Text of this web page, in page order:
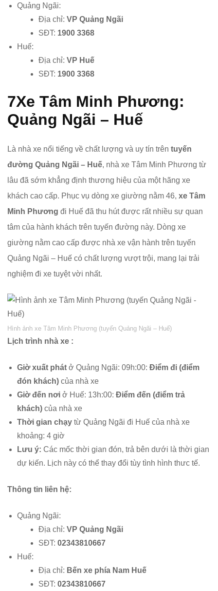
Quảng Ngãi:
Địa chỉ: VP Quảng Ngãi
SĐT: 1900 3368
Huế:
Địa chỉ: VP Huế
SĐT: 1900 3368
7Xe Tâm Minh Phương:
Quảng Ngãi – Huế
Là nhà xe nổi tiếng về chất lượng và uy tín trên tuyến
đường Quảng Ngãi – Huế, nhà xe Tâm Minh Phương từ
lâu đã sớm khẳng định thương hiệu của một hãng xe
khách cao cấp. Phục vụ dòng xe giường nằm 46, xe Tâm
Minh Phương đi Huế đã thu hút được rất nhiều sự quan
tâm của hành khách trên tuyến đường này. Dòng xe
giường nằm cao cấp được nhà xe vận hành trên tuyến
Quảng Ngãi – Huế có chất lượng vượt trội, mang lại trải
nghiệm đi xe tuyệt vời nhất.
Hình ảnh xe Tâm Minh Phương (tuyến Quảng Ngãi – Huế)
Lịch trình nhà xe :
Giờ xuất phát ở Quảng Ngãi: 09h:00: Điểm đi (điểm
đón khách) của nhà xe
Giờ đến nơi ở Huế: 13h:00: Điểm đến (điểm trả
khách) của nhà xe
Thời gian chạy từ Quảng Ngãi đi Huế của nhà xe
khoảng: 4 giờ
Lưu ý: Các mốc thời gian đón, trả bên dưới là thời gian
dự kiến. Lịch này có thể thay đổi tùy tình hình thưc tế.
Thông tin liên hệ:
Quảng Ngãi:
Địa chỉ: VP Quảng Ngãi
SĐT: 02343810667
Huế:
Địa chỉ: Bến xe phía Nam Huế
SĐT: 02343810667